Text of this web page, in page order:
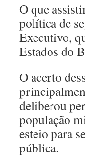
O que
política de
Executivo,
Estados do
O acerto
deliberou
população
esteio para
pública.